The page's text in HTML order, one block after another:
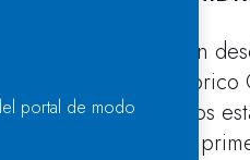
que se impulsaron
del
así con los plazos
a España en la
portal de modo